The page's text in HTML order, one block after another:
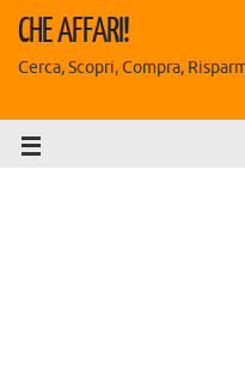
CHE AFFARI!
Cerca, Scopri, Compra,